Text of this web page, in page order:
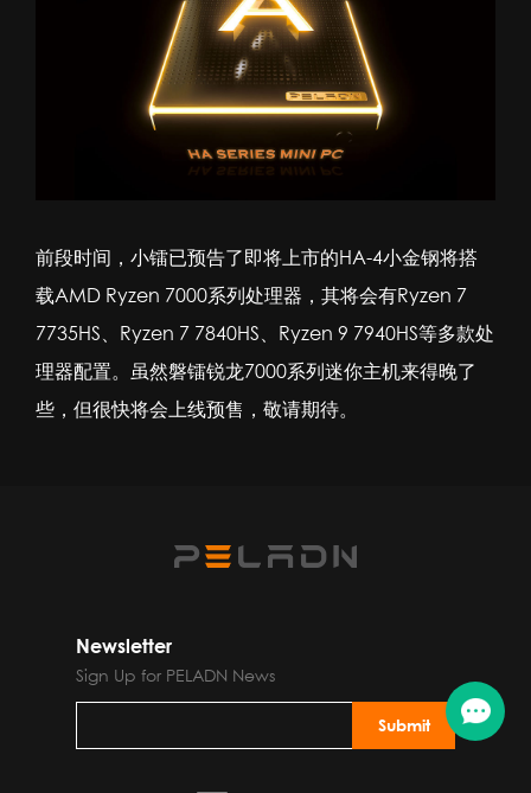
前段时间，小镭已预告了即将上市的HA-4小金钢将搭
载AMD Ryzen 7000系列处理器，其将会有Ryzen 7
7735HS、Ryzen 7 7840HS、Ryzen 9 7940HS等多款处
理器配置。虽然磐镭锐龙7000系列迷你主机来得晚了
些，但很快将会上线预售，敬请期待。
Newsletter
Sign Up for PELADN News